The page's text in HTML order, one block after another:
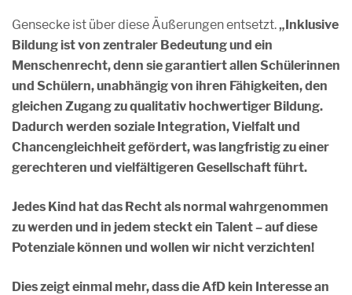
Gensecke ist über diese Äußerungen entsetzt.„Inklusive
Bildung ist von zentraler Bedeutung und ein
Menschenrecht, denn sie garantiert allen Schülerinnen
und Schülern, unabhängig von ihren Fähigkeiten, den
gleichen Zugang zu qualitativ hochwertiger Bildung.
Dadurch werden soziale Integration, Vielfalt und
Chancengleichheit gefördert, was langfristig zu einer
gerechteren und vielfältigeren Gesellschaft führt.
Jedes Kind hat das Recht als normal wahrgenommen
zu werden und in jedem steckt ein Talent – auf diese
Potenziale können und wollen wir nicht verzichten!
Dies zeigt einmal mehr, dass die AfD kein Interesse an